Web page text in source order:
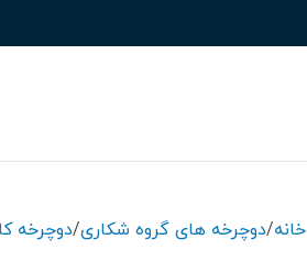
خانه دوچرخه های گروه شکاری دوچرخه